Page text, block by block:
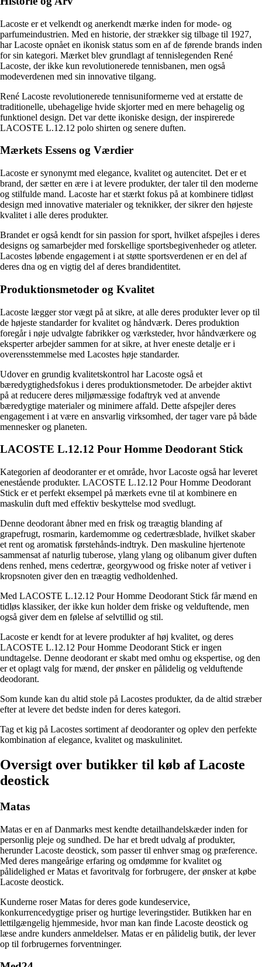
Lacoste er et velkendt og anerkendt mærke inden for mode- og
parfumeindustrien. Med en historie, der strækker sig tilbage til 1927,
har Lacoste opnået en ikonisk status som en af de førende brands inden
for sin kategori. Mærket blev grundlagt af tennislegenden René
Lacoste, der ikke kun revolutionerede tennisbanen, men også
modeverdenen med sin innovative tilgang.
René Lacoste revolutionerede tennisuniformerne ved at erstatte de
traditionelle, ubehagelige hvide skjorter med en mere behagelig og
funktionel design. Det var dette ikoniske design, der inspirerede
LACOSTE L.12.12 polo shirten og senere duften.
Mærkets Essens og Værdier
Lacoste er synonymt med elegance, kvalitet og autencitet. Det er et
brand, der sætter en ære i at levere produkter, der taler til den moderne
og stilfulde mand. Lacoste har et stærkt fokus på at kombinere tidløst
design med innovative materialer og teknikker, der sikrer den højeste
kvalitet i alle deres produkter.
Brandet er også kendt for sin passion for sport, hvilket afspejles i deres
designs og samarbejder med forskellige sportsbegivenheder og atleter.
Lacostes løbende engagement i at støtte sportsverdenen er en del af
deres dna og en vigtig del af deres brandidentitet.
Produktionsmetoder og Kvalitet
Lacoste lægger stor vægt på at sikre, at alle deres produkter lever op til
de højeste standarder for kvalitet og håndværk. Deres produktion
foregår i nøje udvalgte fabrikker og værksteder, hvor håndværkere og
eksperter arbejder sammen for at sikre, at hver eneste detalje er i
overensstemmelse med Lacostes høje standarder.
Udover en grundig kvalitetskontrol har Lacoste også et
bæredygtighedsfokus i deres produktionsmetoder. De arbejder aktivt
på at reducere deres miljømæssige fodaftryk ved at anvende
bæredygtige materialer og minimere affald. Dette afspejler deres
engagement i at være en ansvarlig virksomhed, der tager vare på både
mennesker og planeten.
LACOSTE L.12.12 Pour Homme Deodorant Stick
Kategorien af deodoranter er et område, hvor Lacoste også har leveret
enestående produkter. LACOSTE L.12.12 Pour Homme Deodorant
Stick er et perfekt eksempel på mærkets evne til at kombinere en
maskulin duft med effektiv beskyttelse mod svedlugt.
Denne deodorant åbner med en frisk og træagtig blanding af
grapefrugt, rosmarin, kardemomme og cedertræsblade, hvilket skaber
et rent og aromatisk førstehånds-indtryk. Den maskuline hjertenote
sammensat af naturlig tuberose, ylang ylang og olibanum giver duften
dens renhed, mens cedertræ, georgywood og friske noter af vetiver i
kropsnoten giver den en træagtig vedholdenhed.
Med LACOSTE L.12.12 Pour Homme Deodorant Stick får mænd en
tidløs klassiker, der ikke kun holder dem friske og velduftende, men
også giver dem en følelse af selvtillid og stil.
Lacoste er kendt for at levere produkter af høj kvalitet, og deres
LACOSTE L.12.12 Pour Homme Deodorant Stick er ingen
undtagelse. Denne deodorant er skabt med omhu og ekspertise, og den
er et oplagt valg for mænd, der ønsker en pålidelig og velduftende
deodorant.
Som kunde kan du altid stole på Lacostes produkter, da de altid stræber
efter at levere det bedste inden for deres kategori.
Tag et kig på Lacostes sortiment af deodoranter og oplev den perfekte
kombination af elegance, kvalitet og maskulinitet.
Oversigt over butikker til køb af Lacoste
deostick
Matas
Matas er en af Danmarks mest kendte detailhandelskæder inden for
personlig pleje og sundhed. De har et bredt udvalg af produkter,
herunder Lacoste deostick, som passer til enhver smag og præference.
Med deres mangeårige erfaring og omdømme for kvalitet og
pålidelighed er Matas et favoritvalg for forbrugere, der ønsker at købe
Lacoste deostick.
Kunderne roser Matas for deres gode kundeservice,
konkurrencedygtige priser og hurtige leveringstider. Butikken har en
lettilgængelig hjemmeside, hvor man kan finde Lacoste deostick og
læse andre kunders anmeldelser. Matas er en pålidelig butik, der lever
op til forbrugernes forventninger.